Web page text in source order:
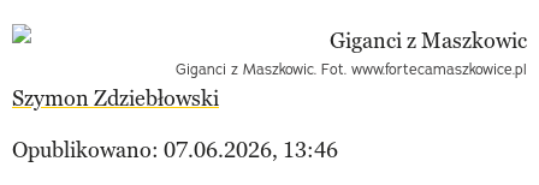
Giganci z Maszkowic. Fot. www.fortecamaszkowice.pl
Szymon Zdziebłowski
Opublikowano: 07.06.2026, 13:46